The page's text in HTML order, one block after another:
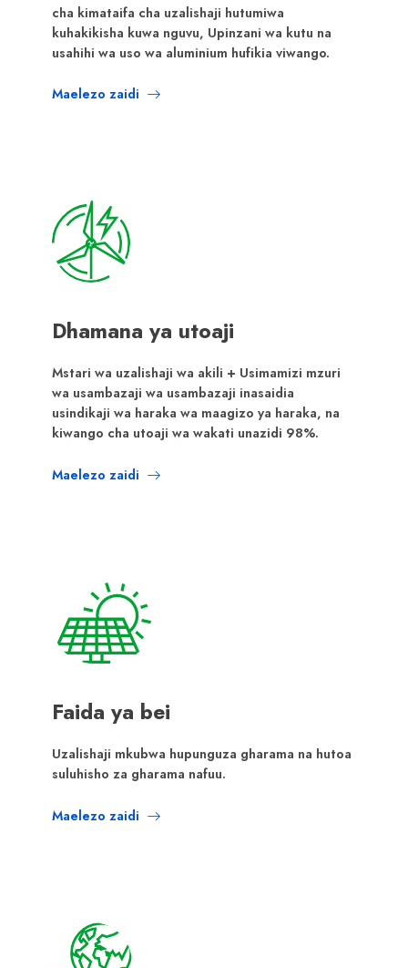
cha kimataifa cha uzalishaji hutumiwa
kuhakikisha kuwa nguvu, Upinzani wa kutu na
usahihi wa uso wa aluminium hufikia viwango.
Maelezo zaidi
Dhamana ya utoaji
Mstari wa uzalishaji wa akili + Usimamizi mzuri
wa usambazaji wa usambazaji inasaidia
usindikaji wa haraka wa maagizo ya haraka, na
kiwango cha utoaji wa wakati unazidi 98%.
Maelezo zaidi
Faida ya bei
Uzalishaji mkubwa hupunguza gharama na hutoa
suluhisho za gharama nafuu.
Maelezo zaidi